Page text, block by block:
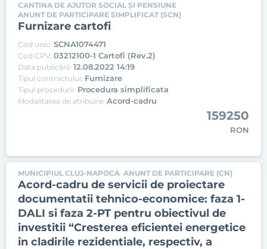
CANTINA DE AJUTOR SOCIAL ȘI PENSIUNE
ANUNT DE PARTICIPARE SIMPLIFICAT (SCN)
Furnizare cartofi
Cod unic: SCNA1074471
Cod CPV: 03212100-1 Cartofi (Rev.2)
Data publicării: 12.08.2022 14:19
Tipul contractului: Furnizare
Tipul procedurii: Procedura simplificata
Modalitatea de atribuire: Acord-cadru
159250
RON
MUNICIPIUL CLUJ-NAPOCA ANUNT DE PARTICIPARE (CN)
Acord-cadru de servicii de proiectare
documentatii tehnico-economice: faza 1-
DALI si faza 2-PT pentru obiectivul de
investitii “Cresterea eficientei energetice
in cladirile rezidentiale, respectiv, a